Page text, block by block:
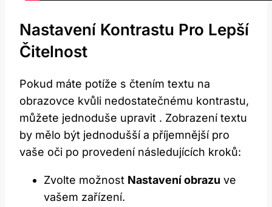
Nastavení Kontrastu ⁣pro Lepší
Čitelnost
Pokud máte potíže ⁢s čtením textu na
obrazovce kvůli nedostatečnému kontrastu,
můžete jednoduše upravit⁣ .‍ Zobrazení textu
by mělo být jednodušší a příjemnější​ pro
vaše oči po provedení následujících kroků:
Zvolte​ možnost Nastavení⁣ obrazu ve⁤
vašem zařízení.